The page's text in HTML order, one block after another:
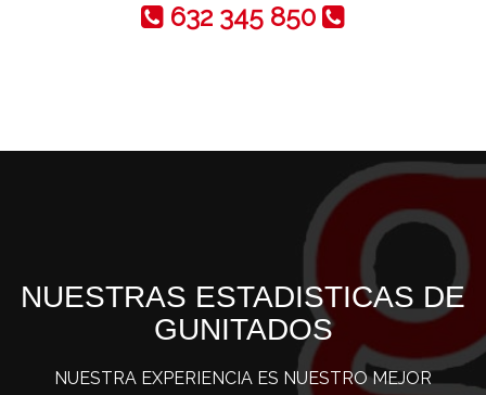
632 345 850
NUESTRAS ESTADISTICAS DE
GUNITADOS
NUESTRA EXPERIENCIA ES NUESTRO MEJOR